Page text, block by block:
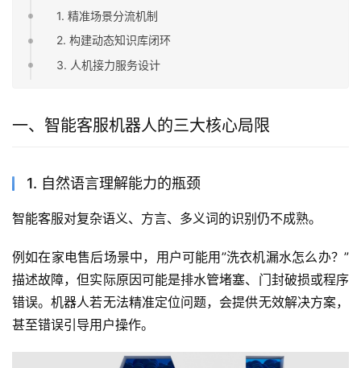
1. 精准场景分流机制
2. 构建动态知识库闭环
3. 人机接力服务设计
一、智能客服机器人的三大核心局限
1. 自然语言理解能力的瓶颈
智能客服对复杂语义、方言、多义词的识别仍不成熟。
例如在家电售后场景中，用户可能用”洗衣机漏水怎么办？”
描述故障，但实际原因可能是排水管堵塞、门封破损或程序
错误。机器人若无法精准定位问题，会提供无效解决方案，
甚至错误引导用户操作。